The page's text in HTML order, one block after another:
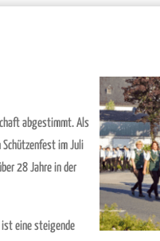
abgestimmt. Als
im Juli
28 Jahre in der
ist eine steigende